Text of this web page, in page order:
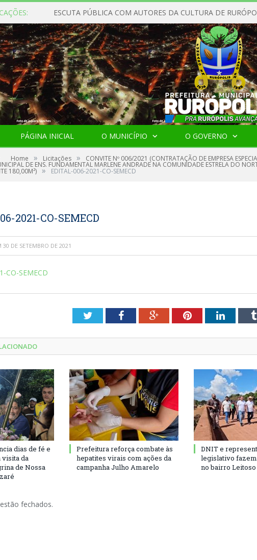
ESCUTA PÚBLICA COM AUTORES DA CULTURA DE
PÁGINA INICIAL O MUNICÍPIO O GOVERNO
Home » Licitações » CONVITE Nº 006/2021 (CONTRATAÇÃO DE EMPRESA
DE ENS. FUNDAMENTAL MARLENE ANDRADE NA COMUNIDADE ESTRELA DO
180,00M²) » EDITAL-006-2021-CO-SEMECD
2021-CO-SEMECD
30 DE SETEMBRO DE 2021
CO-SEMECD
TwitterFacebookGoogle+PinterestLinkedIn
dias de fé e
visita da
de Nossa
Prefeitura reforça combate às
hepatites virais com ações da
campanha Julho Amarelo
DNIT e
legislativo
no bairro Leitoso
fechados.